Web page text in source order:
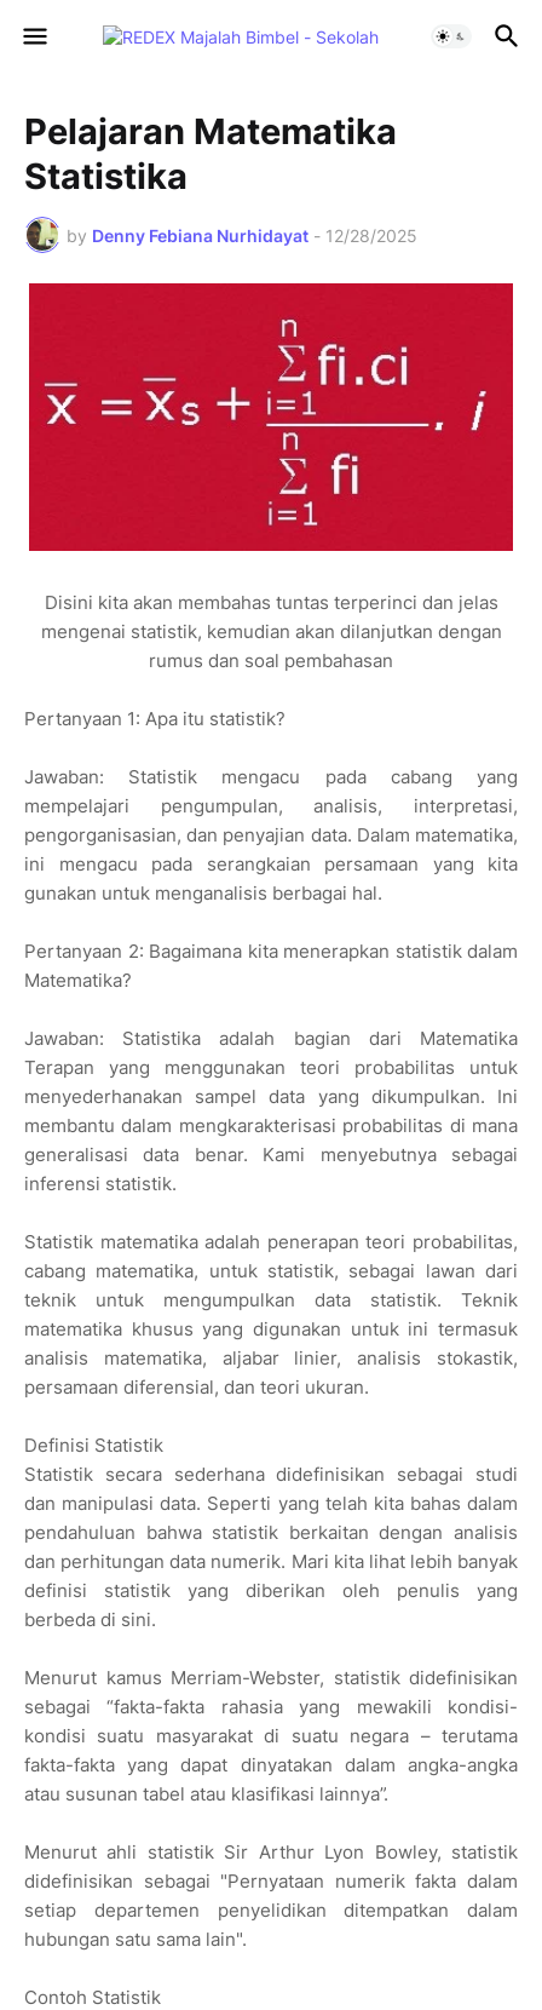
Pelajaran Matematika
Statistika
by Denny Febiana Nurhidayat - 12/28/2025
Disini kita akan membahas tuntas terperinci dan jelas
mengenai statistik, kemudian akan dilanjutkan dengan
rumus dan soal pembahasan
Pertanyaan 1: Apa itu statistik?
Jawaban: Statistik mengacu pada cabang yang
mempelajari pengumpulan, analisis, interpretasi,
pengorganisasian, dan penyajian data. Dalam matematika,
ini mengacu pada serangkaian persamaan yang kita
gunakan untuk menganalisis berbagai hal.
Pertanyaan 2: Bagaimana kita menerapkan statistik dalam
Matematika?
Jawaban: Statistika adalah bagian dari Matematika
Terapan yang menggunakan teori probabilitas untuk
menyederhanakan sampel data yang dikumpulkan. Ini
membantu dalam mengkarakterisasi probabilitas di mana
generalisasi data benar. Kami menyebutnya sebagai
inferensi statistik.
Statistik matematika adalah penerapan teori probabilitas,
cabang matematika, untuk statistik, sebagai lawan dari
teknik untuk mengumpulkan data statistik. Teknik
matematika khusus yang digunakan untuk ini termasuk
analisis matematika, aljabar linier, analisis stokastik,
persamaan diferensial, dan teori ukuran.
Definisi Statistik
Statistik secara sederhana didefinisikan sebagai studi
dan manipulasi data. Seperti yang telah kita bahas dalam
pendahuluan bahwa statistik berkaitan dengan analisis
dan perhitungan data numerik. Mari kita lihat lebih banyak
definisi statistik yang diberikan oleh penulis yang
berbeda di sini.
Menurut kamus Merriam-Webster, statistik didefinisikan
sebagai “fakta-fakta rahasia yang mewakili kondisi-
kondisi suatu masyarakat di suatu negara – terutama
fakta-fakta yang dapat dinyatakan dalam angka-angka
atau susunan tabel atau klasifikasi lainnya”.
Menurut ahli statistik Sir Arthur Lyon Bowley, statistik
didefinisikan sebagai "Pernyataan numerik fakta dalam
setiap departemen penyelidikan ditempatkan dalam
hubungan satu sama lain".
Contoh Statistik